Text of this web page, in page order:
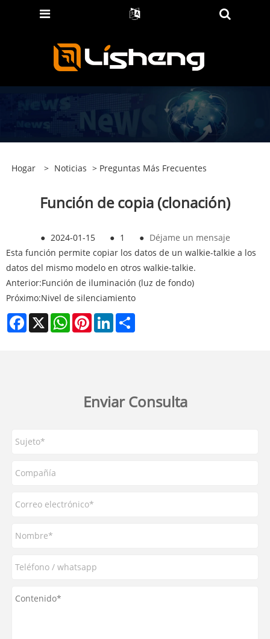
Hogar > Noticias > Preguntas Más Frecuentes
Función de copia (clonación)
● 2024-01-15 ● 1 ● Déjame un mensaje
Esta función permite copiar los datos de un walkie-talkie a los
datos del mismo modelo en otros walkie-talkie.
Anterior:Función de iluminación (luz de fondo)
Próximo:Nivel de silenciamiento
Facebook
X WhatsAppPinterestLinkedIn
Enviar Consulta